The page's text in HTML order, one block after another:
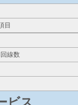
目
線数
ビス